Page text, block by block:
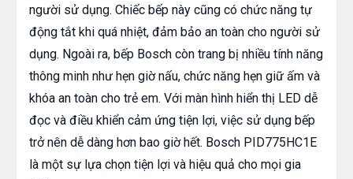
người sử dụng. Chiếc bếp này cũng có chức năng tự
động tắt khi quá nhiệt, đảm bảo an toàn cho người sử
dụng. Ngoài ra, bếp Bosch còn trang bị nhiều tính năng
thông minh như hẹn giờ nấu, chức năng hẹn giữ ấm và
khóa an toàn cho trẻ em. Với màn hình hiển thị LED dễ
đọc và điều khiển cảm ứng tiện lợi, việc sử dụng bếp
trở nên dễ dàng hơn bao giờ hết. Bosch PID775HC1E
là một sự lựa chọn tiện lợi và hiệu quả cho mọi gia